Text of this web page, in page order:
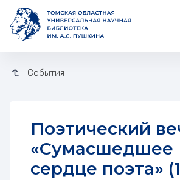
События
Поэтический вечер
«Сумасшедшее
сердце поэта»